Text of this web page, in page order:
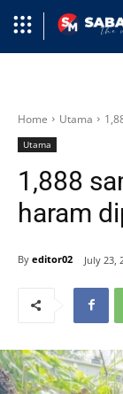
Home Utama
Utama
1,888
haram
By editor02 July 23,